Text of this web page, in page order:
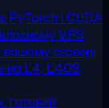
PyTorch і CUDA
VPS
сервері
на L4, L40S,
готовий